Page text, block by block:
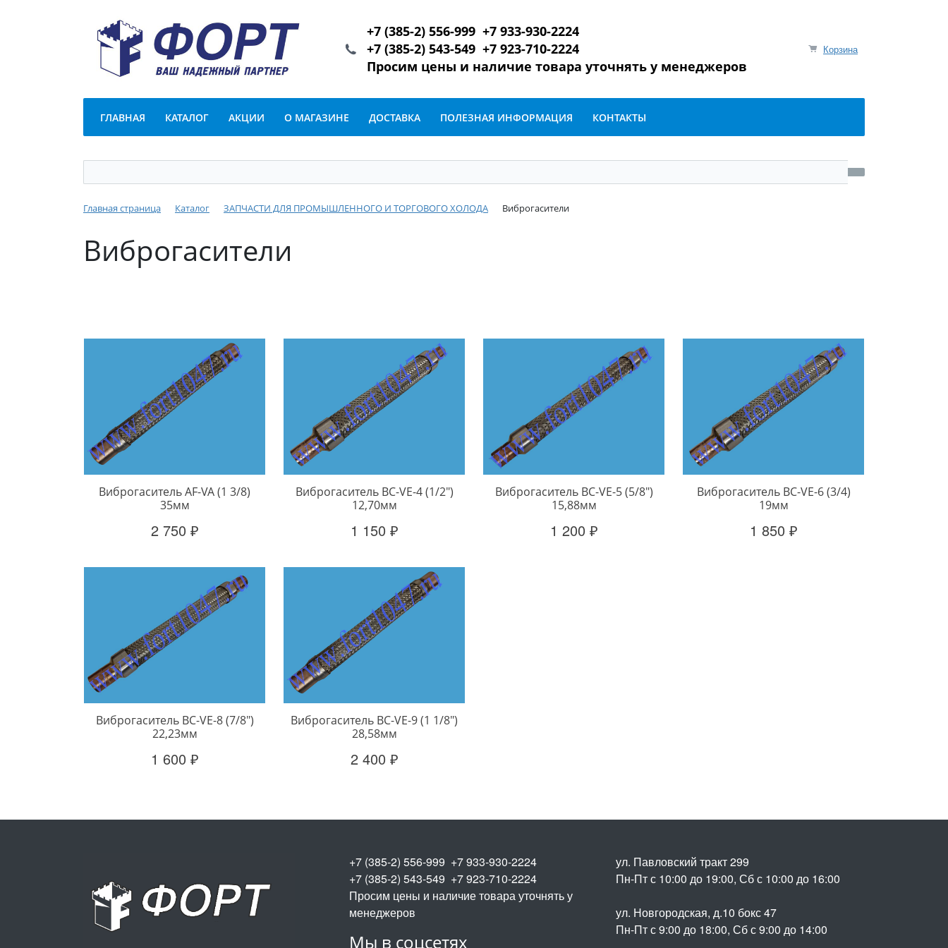
Корзина
+7 (385-2) 556-999 +7 933-930-2224
+7 (385-2) 543-549 +7 923-710-2224
Просим цены и наличие товара уточнять у менеджеров
ГЛАВНАЯ КАТАЛОГ АКЦИИ О МАГАЗИНЕ ДОСТАВКА ПОЛЕЗНАЯ ИНФОРМАЦИЯ КОНТАКТЫ
Главная страница Каталог ЗАПЧАСТИ ДЛЯ ПРОМЫШЛЕННОГО И ТОРГОВОГО ХОЛОДА Виброгасители
Виброгасители
Виброгаситель AF-VA (1 3/8)
35мм
2 750 ₽
Виброгаситель BC-VE-4 (1/2")
12,70мм
1 150 ₽
Виброгаситель BC-VE-5 (5/8")
15,88мм
1 200 ₽
Виброгаситель BC-VE-6 (3/4)
19мм
1 850 ₽
Виброгаситель BC-VE-8 (7/8")
22,23мм
1 600 ₽
Виброгаситель BC-VE-9 (1 1/8")
28,58мм
2 400 ₽
+7 (385-2) 556-999 +7 933-930-2224
+7 (385-2) 543-549 +7 923-710-2224
Просим цены и наличие товара уточнять у
менеджеров
Мы в соцсетях
ул. Павловский тракт 299
Пн-Пт с 10:00 до 19:00, Сб с 10:00 до 16:00
ул. Новгородская, д.10 бокс 47
Пн-Пт с 9:00 до 18:00, Сб с 9:00 до 14:00